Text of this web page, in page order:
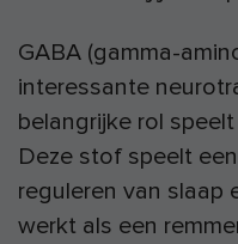
GABA (gamma-
interessante
belangrijke rol
Deze stof speelt
reguleren van slaap
werkt als een